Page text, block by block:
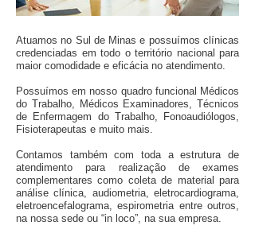
Atuamos no Sul de Minas e possuímos clínicas
credenciadas em todo o território nacional para
maior comodidade e eficácia no atendimento.
Possuímos em nosso quadro funcional Médicos
do Trabalho, Médicos Examinadores, Técnicos
de Enfermagem do Trabalho, Fonoaudiólogos,
Fisioterapeutas e muito mais.
Contamos também com toda a estrutura de
atendimento para realização de exames
complementares como coleta de material para
análise clínica, audiometria, eletrocardiograma,
eletroencefalograma, espirometria entre outros,
na nossa sede ou “in loco”, na sua empresa.